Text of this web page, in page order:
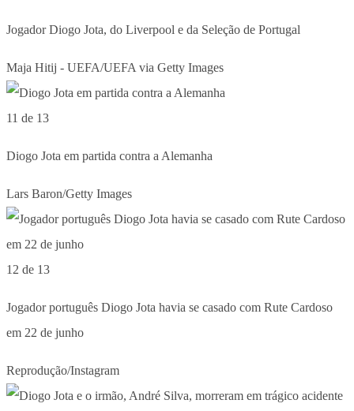
Jogador Diogo Jota, do Liverpool e da Seleção de Portugal
Maja Hitij - UEFA/UEFA via Getty Images
11 de 13
Diogo Jota em partida contra a Alemanha
Lars Baron/Getty Images
12 de 13
Jogador português Diogo Jota havia se casado com Rute Cardoso
em 22 de junho
Reprodução/Instagram